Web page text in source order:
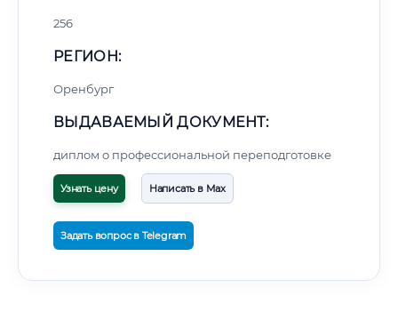
256
РЕГИОН:
Оренбург
ВЫДАВАЕМЫЙ ДОКУМЕНТ:
диплом о профессиональной переподготовке
Узнать цену Написать в Max
Задать вопрос в Telegram